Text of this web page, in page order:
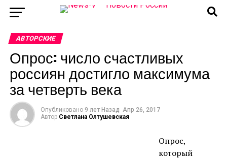
АВТОРСКИЕ
Опрос: число счастливых
россиян достигло максимума
за четверть века
Опубликовано 9 лет Назад Апр 26, 2017
Автор Светлана Олтушевская
Опрос,
который